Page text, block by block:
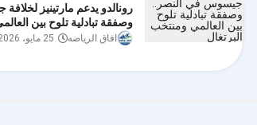
رونالدو يدعم مارتينيز
وصفقة تبادلية تلوح بين
افاق الرياضه 25 مايو، 2026